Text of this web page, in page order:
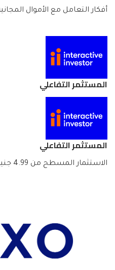
أفكار التعامل مع الأموال
المستثمر التفاعلي
المستثمر التفاعلي
الاستثمار المسطح من 4.99 جنيه إسترليني شهريًا